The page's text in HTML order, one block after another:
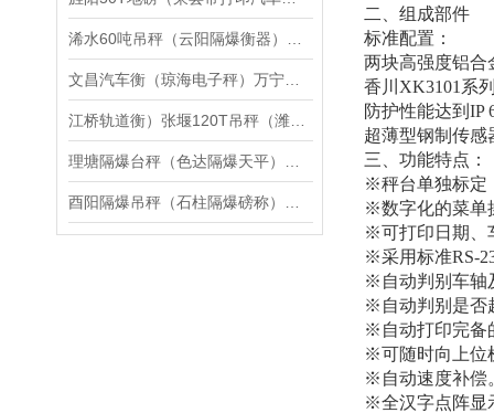
二、 组成部件
标准配置：
两块高强度铝合
香川 XK3101 系
防护性能达到 IP
超薄型钢制传感
三、 功能特点：
※秤台单独标定
※数字化的菜单
※可打印日期、
※采用标准RS-
※自动判别车轴
※自动判别是否
※自动打印完备
※可随时向上位
※自动速度补偿
※全汉字点阵显